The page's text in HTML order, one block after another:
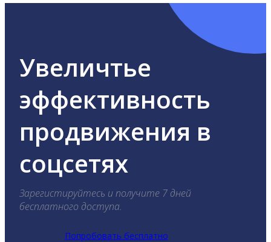
Увеличтье
эффективность
продвижения в
соцсетях
Зарегистируйтесь и получите 7 дней
бесплатного доступа.
Попробовать бесплатно